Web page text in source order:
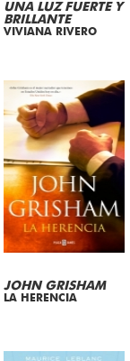
UNA LUZ FUERTE Y
BRILLANTE
VIVIANA RIVERO
JOHN GRISHAM
LA HERENCIA